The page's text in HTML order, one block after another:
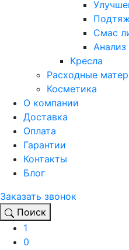
Смас
Кресла
Расходные
Косметика
О компании
Доставка
Оплата
Гарантии
Контакты
Блог
Заказать звонок
Поиск
1
0